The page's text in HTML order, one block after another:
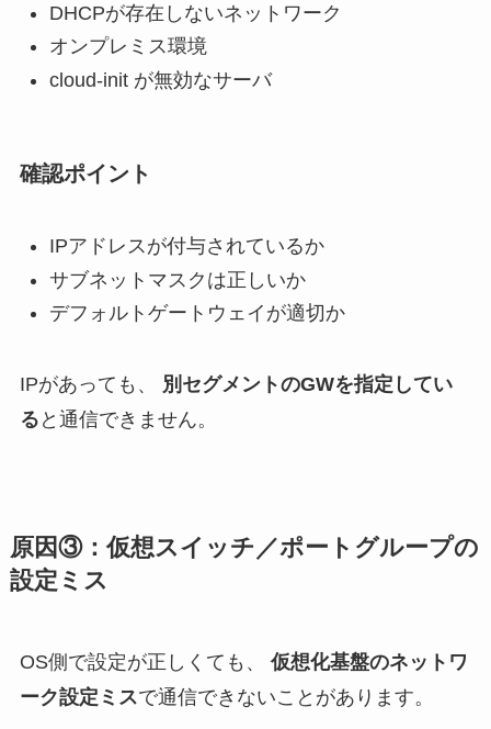
DHCPが存在しないネットワーク
オンプレミス環境
cloud-init が無効なサーバ
確認ポイント
IPアドレスが付与されているか
サブネットマスクは正しいか
デフォルトゲートウェイが適切か
IPがあっても、
別セグメントのGWを指定してい
る と通信できません。
原因③：仮想スイッチ／ポートグループの
設定ミス
OS側で設定が正しくても、 仮想化基盤のネットワ
ーク設定ミスで通信できないことがあります。